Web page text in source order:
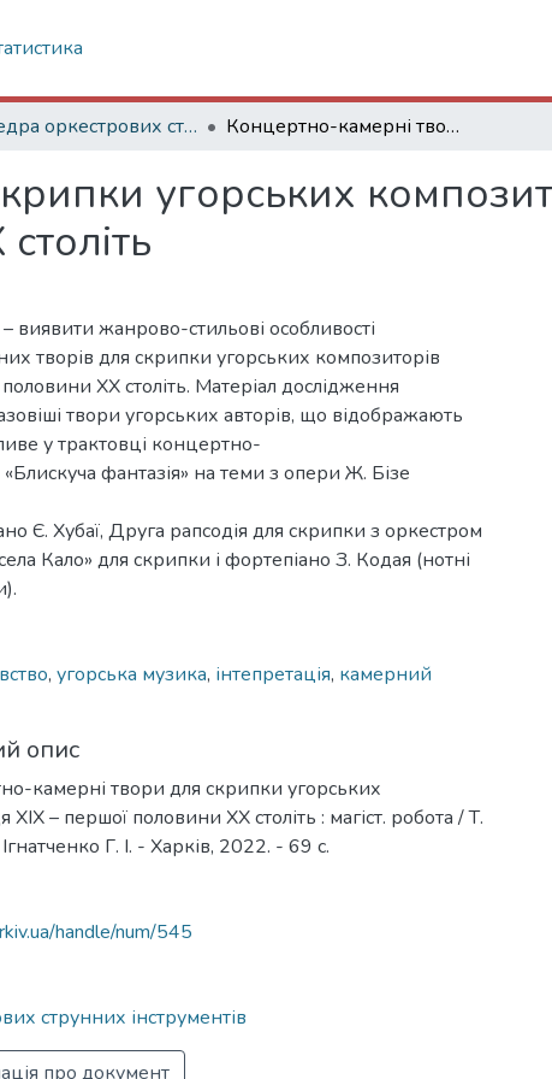
Кафедра оркестрових струнних інструментів Концертно-камерні твори для скрипки угорських композиторів кінця ХІХ – першої половини ХХ століть
угорських
виявити жанрово-стильові особливості
творів для скрипки угорських композиторів
ХХ століть. Матеріал дослідження
твори угорських авторів, що відображають
у трактовці концертно-
фантазія» на теми з опери Ж. Бізе
Є. Хубаї, Друга рапсодія для скрипки з оркестром
Кало» для скрипки і фортепіано З. Кодая (нотні
, угорська музика, інтепретація, камерний
опис
камерні твори для скрипки угорських
ХІХ – першої половини ХХ століть : магіст. робота / Т.
Г. І. - Харків, 2022. - 69 с.
handle/num/545
струнних інструментів
про документ